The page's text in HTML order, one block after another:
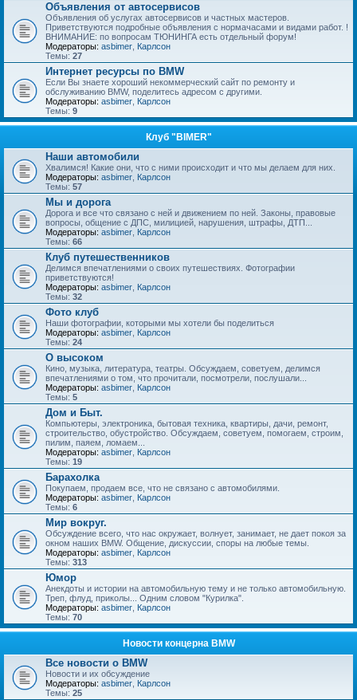
Объявления от автосервисов
Объявления об услугах автосервисов и частных мастеров.
Приветствуются подробные объявления с нормачасами и видами работ. !
ВНИМАНИЕ: по вопросам ТЮНИНГА есть отдельный форум!
Модераторы: asbimer Карлсон
Темы: 27
Интернет ресурсы по BMW
Если Вы знаете хороший некоммерческий сайт по ремонту и
обслуживанию BMW, поделитесь адресом с другими.
Модераторы: asbimer Карлсон
Темы: 9
Клуб "BIMER"
Наши автомобили
Хвалимся! Какие они, что с ними происходит и что мы делаем для них.
Модераторы: asbimer Карлсон
Темы: 57
Мы и дорога
Дорога и все что связано с ней и движением по ней. Законы, правовые
вопросы, общение с ДПС, милицией, нарушения, штрафы, ДТП...
Модераторы: asbimer Карлсон
Темы: 66
Клуб путешественников
Делимся впечатлениями о своих путешествиях. Фотографии
приветствуются!
Модераторы: asbimer Карлсон
Темы: 32
Фото клуб
Наши фотографии, которыми мы хотели бы поделиться
Модераторы: asbimer Карлсон
Темы: 24
О высоком
Кино, музыка, литература, театры. Обсуждаем, советуем, делимся
впечатлениями о том, что прочитали, посмотрели, послушали...
Модераторы: asbimer Карлсон
Темы: 5
Дом и Быт.
Компьютеры, электроника, бытовая техника, квартиры, дачи, ремонт,
строительство, обустройство. Обсуждаем, советуем, помогаем, строим,
пилим, паяем, ломаем...
Модераторы: asbimer Карлсон
Темы: 19
Барахолка
Покупаем, продаем все, что не связано с автомобилями.
Модераторы: asbimer Карлсон
Темы: 6
Мир вокруг.
Обсуждение всего, что нас окружает, волнует, занимает, не дает покоя за
окном наших BMW. Общение, дискуссии, споры на любые темы.
Модераторы: asbimer Карлсон
Темы: 313
Юмор
Анекдоты и истории на автомобильную тему и не только автомобильную.
Треп, флуд, приколы... Одним словом "Курилка".
Модераторы: asbimer Карлсон
Темы: 70
Новости концерна BMW
Все новости о BMW
Новости и их обсуждение
Модераторы: asbimer Карлсон
Темы: 25